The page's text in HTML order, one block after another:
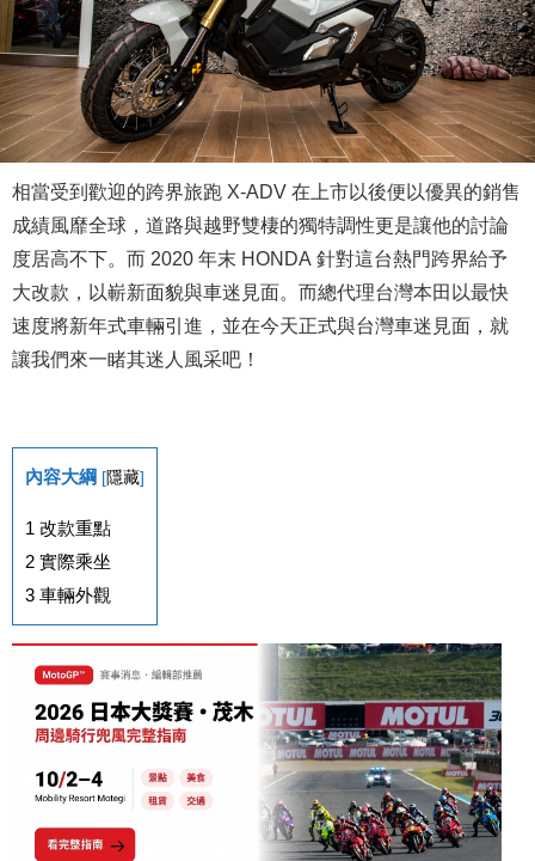
相當受到歡迎的跨界旅跑 X-ADV 在上市以後便以優異的銷售
成績風靡全球，道路與越野雙棲的獨特調性更是讓他的討論
度居高不下。而 2020 年末 HONDA 針對這台熱門跨界給予
大改款，以嶄新面貌與車迷見面。而總代理台灣本田以最快
速度將新年式車輛引進，並在今天正式與台灣車迷見面，就
讓我們來一睹其迷人風采吧！
內容大綱 [隱藏]
1 改款重點
2 實際乘坐
3 車輛外觀